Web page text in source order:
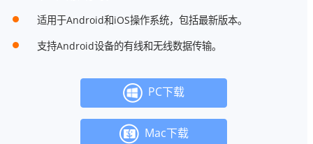
适用于Android和iOS操作系统，包括最新版本。
支持Android设备的有线和无线数据传输。
PC下载
Mac下载